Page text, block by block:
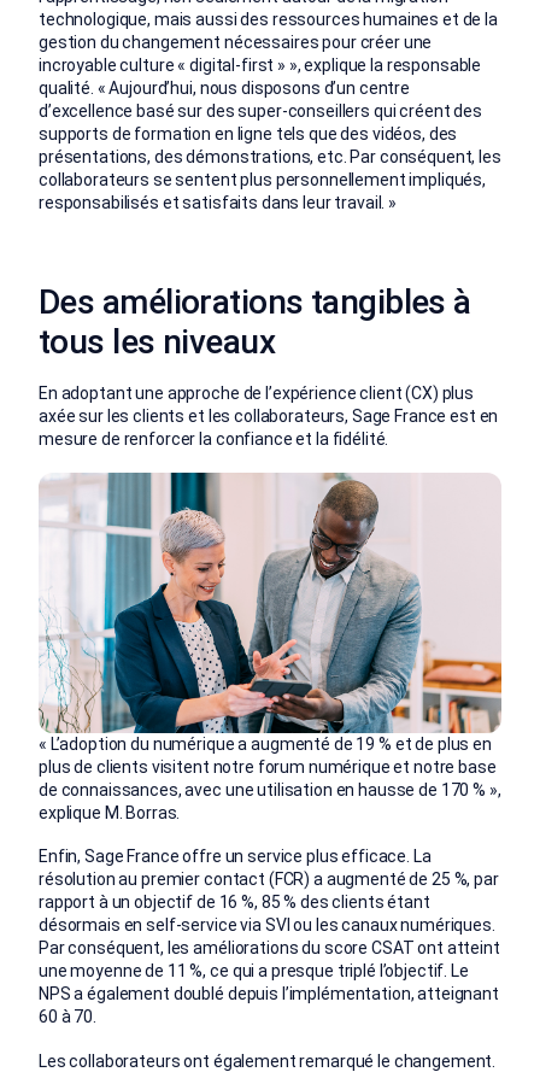
technologique, mais aussi des ressources humaines et de la
gestion du changement nécessaires pour créer une
incroyable culture « digital-first » », explique la responsable
qualité. « Aujourd’hui, nous disposons d’un centre
d’excellence basé sur des super-conseillers qui créent des
supports de formation en ligne tels que des vidéos, des
présentations, des démonstrations, etc. Par conséquent, les
collaborateurs se sentent plus personnellement impliqués,
responsabilisés et satisfaits dans leur travail. »
Des améliorations tangibles à
tous les niveaux
En adoptant une approche de l’expérience client (CX) plus
axée sur les clients et les collaborateurs, Sage France est en
mesure de renforcer la confiance et la fidélité.
« L’adoption du numérique a augmenté de 19 % et de plus en
plus de clients visitent notre forum numérique et notre base
de connaissances, avec une utilisation en hausse de 170 % »,
explique M. Borras.
Enfin, Sage France offre un service plus efficace. La
résolution au premier contact (FCR) a augmenté de 25 %, par
rapport à un objectif de 16 %, 85 % des clients étant
désormais en self-service via SVI ou les canaux numériques.
Par conséquent, les améliorations du score CSAT ont atteint
une moyenne de 11 %, ce qui a presque triplé l’objectif. Le
NPS a également doublé depuis l’implémentation, atteignant
60 à 70.
Les collaborateurs ont également remarqué le changement.